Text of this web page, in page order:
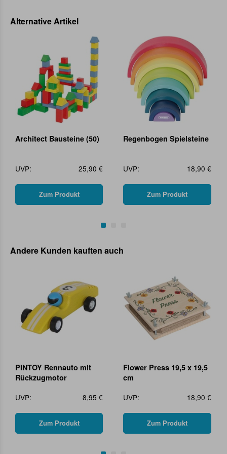
Alternative Artikel
Architect Bausteine (50)
UVP: 25,90 €
Zum Produkt
Regenbogen Spielsteine
UVP: 18,90 €
Zum Produkt
Andere Kunden kauften auch
PINTOY Rennauto mit
Rückzugmotor
UVP:
8,95 €
Zum Produkt
Flower Press 19,5 x 19,5
cm
UVP:
18,90 €
Zum Produkt